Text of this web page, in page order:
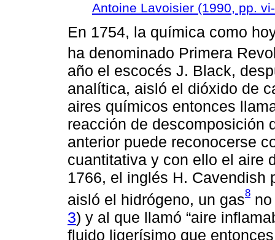
Antoine Lavoisier (1990, pp.
En 1754, la química como
ha denominado Primera
año el escocés J. Black,
analítica, aisló el dióxido de
aires químicos entonces
reacción de descomposición
anterior puede reconocerse
cuantitativa y con ello el aire
1766, el inglés H. Cavendish
aisló el hidrógeno, un gas8
3) y al que llamó “aire
fluido ligerísimo que